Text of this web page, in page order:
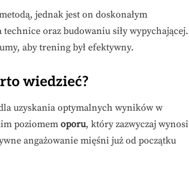
jednak jest on doskonałym
oraz budowaniu siły wypychającej.
aby trening był efektywny.
wiedzieć?
uzyskania optymalnych wyników w
poziomemoporu, który zazwyczaj wynosi
angażowanie mięśni już od początku